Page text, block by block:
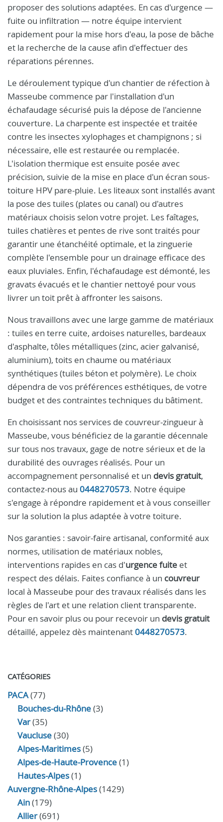
proposer des solutions adaptées. En cas d'urgence —
fuite ou infiltration — notre équipe intervient
rapidement pour la mise hors d'eau, la pose de bâche
et la recherche de la cause afin d'effectuer des
réparations pérennes.
Le déroulement typique d'un chantier de réfection à
Masseube commence par l'installation d'un
échafaudage sécurisé puis la dépose de l'ancienne
couverture. La charpente est inspectée et traitée
contre les insectes xylophages et champignons ; si
nécessaire, elle est restaurée ou remplacée.
L'isolation thermique est ensuite posée avec
précision, suivie de la mise en place d'un écran sous-
toiture HPV pare-pluie. Les liteaux sont installés avant
la pose des tuiles (plates ou canal) ou d'autres
matériaux choisis selon votre projet. Les faîtages,
tuiles chatières et pentes de rive sont traités pour
garantir une étanchéité optimale, et la zinguerie
complète l'ensemble pour un drainage efficace des
eaux pluviales. Enfin, l'échafaudage est démonté, les
gravats évacués et le chantier nettoyé pour vous
livrer un toit prêt à affronter les saisons.
Nous travaillons avec une large gamme de matériaux
: tuiles en terre cuite, ardoises naturelles, bardeaux
d'asphalte, tôles métalliques (zinc, acier galvanisé,
aluminium), toits en chaume ou matériaux
synthétiques (tuiles béton et polymère). Le choix
dépendra de vos préférences esthétiques, de votre
budget et des contraintes techniques du bâtiment.
En choisissant nos services de couvreur-zingueur à
Masseube, vous bénéficiez de la garantie décennale
sur tous nos travaux, gage de notre sérieux et de la
durabilité des ouvrages réalisés. Pour un
accompagnement personnalisé et un devis gratuit,
contactez-nous au 0448270573. Notre équipe
s'engage à répondre rapidement et à vous conseiller
sur la solution la plus adaptée à votre toiture.
Nos garanties : savoir-faire artisanal, conformité aux
normes, utilisation de matériaux nobles,
interventions rapides en cas d'urgence fuite et
respect des délais. Faites confiance à un couvreur
local à Masseube pour des travaux réalisés dans les
règles de l'art et une relation client transparente.
Pour en savoir plus ou pour recevoir un devis gratuit
détaillé, appelez dès maintenant0448270573.
CATÉGORIES
PACA(77)
Bouches-du-Rhône(3)
Var(35)
Vaucluse(30)
Alpes-Maritimes(5)
Alpes-de-Haute-Provence(1)
Hautes-Alpes(1)
Auvergne-Rhône-Alpes(1429)
Ain(179)
Allier(691)